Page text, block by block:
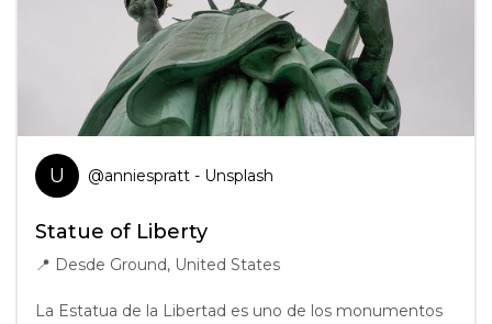
U @anniespratt- Unsplash
Statue of Liberty
📍 Desde Ground, United States
La Estatua de la Libertad es uno de los monumentos